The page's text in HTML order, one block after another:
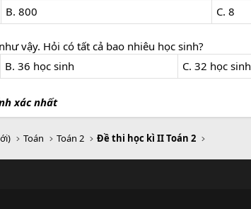
B. 800 C. 8
vậy. Hỏi có tất cả bao nhiêu học sinh?
B. 36 học sinh C. 32 học sinh
xác nhất
Toán Toán 2 Đề thi học kì II Toán 2